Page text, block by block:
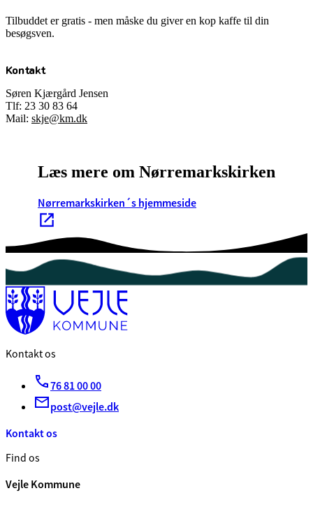
Tilbuddet er gratis - men måske du giver en kop kaffe til din
besøgsven.
Kontakt
Søren Kjærgård Jensen
Tlf: 23 30 83 64
Mail: skje@km.dk
Læs mere om Nørremarkskirken
Nørremarkskirken´s hjemmeside
Kontakt os
76 81 00 00
post@vejle.dk
Kontakt os
Find os
Vejle Kommune